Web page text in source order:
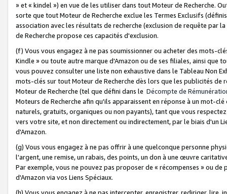
» et « kindel ») en vue de les utiliser dans tout Moteur de Recherche.
sorte que tout Moteur de Recherche exclue les Termes Exclusifs
association avec les résultats de recherche (exclusion de requête
de Recherche propose ces capacités d'exclusion.
(f) Vous vous engagez à ne pas soumissionner ou acheter des mots-
Kindle » ou toute autre marque d'Amazon ou de ses filiales, ainsi que
vous pouvez consulter une liste non exhaustive dans le Tableau Non
mots-clés sur tout Moteur de Recherche dès lors que les publicités de
Moteur de Recherche (tel que défini dans le Décompte de
Moteurs de Recherche afin qu'ils apparaissent en réponse à un mot-
naturels, gratuits, organiques ou non payants), tant que vous
vers votre site, et non directement ou indirectement, par le biais d'un
d'Amazon.
(g) Vous vous engagez à ne pas offrir à une quelconque personne
l'argent, une remise, un rabais, des points, un don à une œuvre
Par exemple, vous ne pouvez pas proposer de « récompenses » ou
d'Amazon via vos Liens Spéciaux.
(h) Vous vous engagez à ne pas intercepter, enregistrer, rediriger,